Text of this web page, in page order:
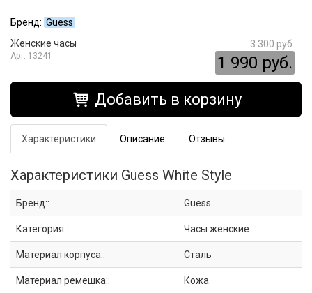
Бренд: Guess
Женские часы
13241
3 300 руб.
1 990 руб.
Добавить в корзину
Характеристики Описание Отзывы
Характеристики Guess White Style
Бренд:: Guess
Категория:: Часы женские
Материал корпуса:: Сталь
Материал ремешка:: Кожа